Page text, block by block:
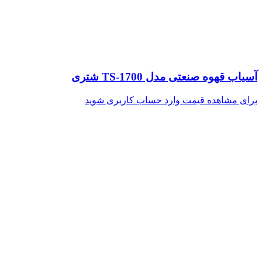
آسیاب قهوه صنعتی مدل TS-1700 شتری
برای مشاهده قیمت وارد حساب کاربری شوید